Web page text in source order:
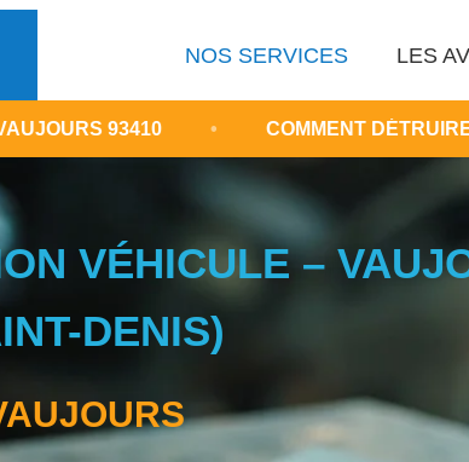
NOS SERVICES LES
• COMMENT DÉTRUIRE LÉGALEMENT
VÉHICULE –
DENIS)